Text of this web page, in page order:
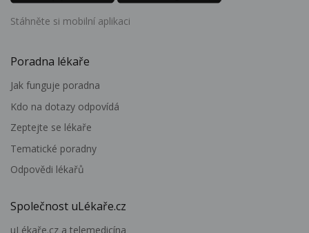
Stáhněte si mobilní aplikaci
Poradna lékaře
Jak funguje poradna
Kdo na dotazy odpovídá
Zeptejte se lékaře
Tematické poradny
Odpovědi lékařů
Společnost uLékaře.cz
uLékaře.cz a telemedicína